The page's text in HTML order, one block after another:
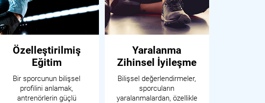
Özelleştirilmiş
Eğitim
Bir sporcunun bilişsel
profilini anlamak,
antrenörlerin güçlü
Yaralanma
Zihinsel İyileşme
Bilişsel değerlendirmeler,
sporcuların
yaralanmalardan, özellikle